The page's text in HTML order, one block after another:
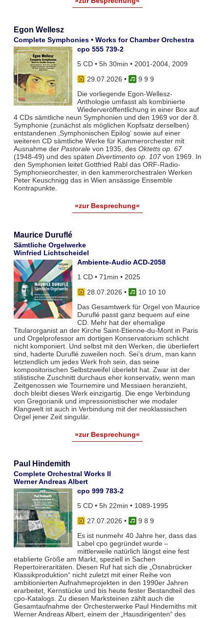
Egon Wellesz
Complete Symphonies • Works for Chamber Orchestra
cpo 555 739-2
5 CD • 5h 30min • 2001-2004, 2009
29.07.2026 •
9 9 9
Die vorliegende Egon-Wellesz-
Anthologie umfasst als kombinierte
Wiederveröffentlichung in einer Box auf
4 CDs sämtliche neun Symphonien und den 1969 vor der 8.
Symphonie (zunächst als möglichen Kopfsatz derselben)
entstandenen ‚Symphonischen Epilog‘ sowie auf einer
weiteren CD sämtliche Werke für Kammerorchester mit
Ausnahme der Pastoralevon 1935, des Oktetts op. 67
(1948-49) und des späten Divertimento op. 107von 1969. In
den Symphonien leitet Gottfried Rabl das ORF-Radio-
Symphonieorchester, in den kammerorchestralen Werken
Peter Keuschnigg das in Wien ansässige Ensemble
Kontrapunkte.
»zur Besprechung«
Maurice Duruflé
Sämtliche Orgelwerke
Winfried Lichtscheidel
Ambiente-Audio ACD-2058
1 CD • 71min • 2025
28.07.2026 •
10 10 10
Das Gesamtwerk für Orgel von Maurice
Duruflé passt ganz bequem auf eine
CD. Mehr hat der ehemalige
Titularorganist an der Kirche Saint-Etienne-du-Mont in Paris
und Orgelprofessor am dortigen Konservatorium schlicht
nicht komponiert. Und selbst mit den Werken, die überliefert
sind, haderte Duruflé zuweilen noch. Sei’s drum, man kann
letztendlich um jedes Werk froh sein, das seine
kompositorischen Selbstzweifel überlebt hat. Zwar ist der
stilistische Zuschnitt durchaus eher konservativ, wenn man
Zeitgenossen wie Tournemire und Messiaen heranzieht,
doch bleibt dieses Werk einzigartig. Die enge Verbindung
von Gregorianik und impressionistischer wie modaler
Klangwelt ist auch in Verbindung mit der neoklassischen
Orgel jener Zeit singulär.
»zur Besprechung«
Paul Hindemith
Complete Orchestral Works II
Werner Andreas Albert
cpo 999 783-2
5 CD • 5h 22min • 1089-1995
27.07.2026 •
9 8 9
Es ist nunmehr 40 Jahre her, dass das
Label cpo gegründet wurde –
mittlerweile natürlich längst eine fest
etablierte Größe am Markt, speziell in Sachen
Repertoireraritäten. Diesen Ruf hat sich die „Osnabrücker
Klassikproduktion“ nicht zuletzt mit einer Reihe von
ambitionierten Aufnahmeprojekten in den 1990er Jahren
erarbeitet, Kernstücke und bis heute fester Bestandteil des
cpo-Katalogs. Zu diesen Marksteinen zählt auch die
Gesamtaufnahme der Orchesterwerke Paul Hindemiths mit
Werner Andreas Albert, einem der „Hausdirigenten“ des